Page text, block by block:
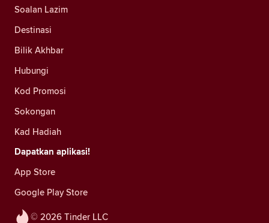
© 2026 Tinder LLC
Soalan Lazim
Destinasi
Bilik Akhbar
Hubungi
Kod Promosi
Sokongan
Kad Hadiah
Dapatkan aplikasi!
App Store
Google Play Store